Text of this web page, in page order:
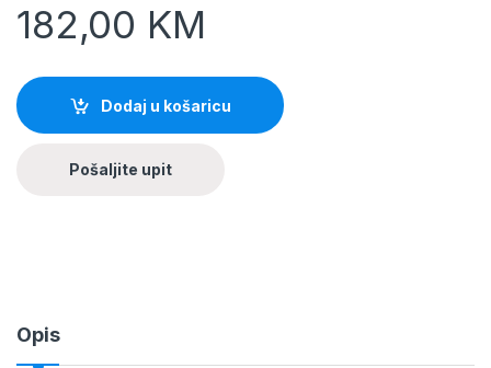
182,00 KM
Dodaj u košaricu
Opis